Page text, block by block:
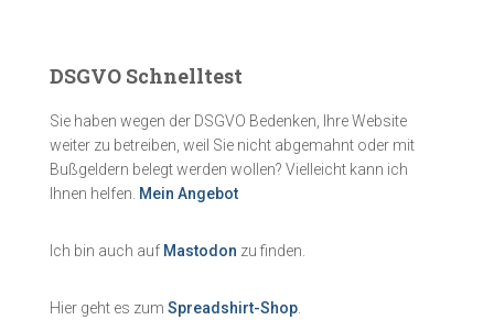
DSGVO Schnelltest
Sie haben wegen der DSGVO Bedenken, Ihre Website
weiter zu betreiben, weil Sie nicht abgemahnt oder mit
Bußgeldern belegt werden wollen? Vielleicht kann ich
Ihnen helfen. Mein Angebot
Ich bin auch auf Mastodon zu finden.
Hier geht es zum Spreadshirt-Shop.